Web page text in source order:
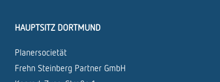
HAUPTSITZ DORTMUND
Planersocietät
Frehn Steinberg Partner GmbH